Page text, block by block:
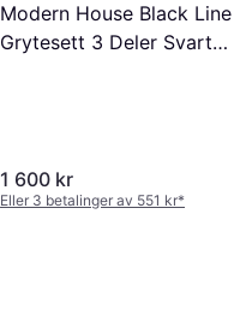
Modern House Black Line
Grytesett 3 Deler Svart
1 600 kr
Eller 3 betalinger av 551 kr*